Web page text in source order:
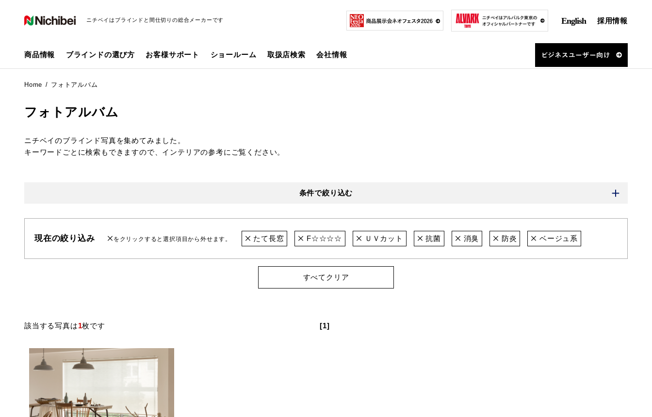
ニチベイはブラインドと間仕切りの総合メーカーです English 採用情報
商品情報 ブラインドの選び方 お客様サポート ショールーム 取扱店検索 会社情報
Home フォトアルバム
フォトアルバム
ニチベイのブラインド写真を集めてみました。
キーワードごとに検索もできますので、インテリアの参考にご覧ください。
条件で絞り込む
現在の絞り込み をクリックすると選択項目から外せます。 たて長窓 F☆☆☆☆ ＵＶカット 抗菌 消臭 防炎 ベージュ系
すべてクリア
該当する写真は1枚です [1]